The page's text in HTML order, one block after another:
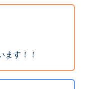
ます！！